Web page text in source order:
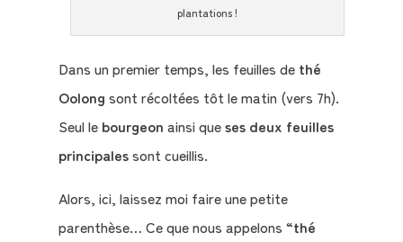
sommes-
nous
?
E-
books
plantations !
Dans un premier temps, les feuilles de thé
Oolong sont récoltées tôt le matin (vers 7h).
Seul le bourgeon ainsi queses deux feuilles
principalessont cueillis.
Alors, ici, laissez moi faire une petite
parenthèse… Ce que nous appelons “thé